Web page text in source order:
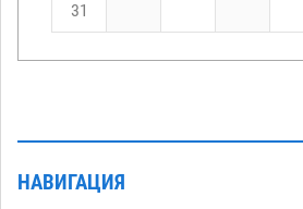
31
НАВИГАЦИЯ